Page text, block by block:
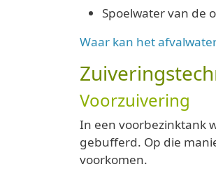
Spoelwater van de
Waar kan het
Voorzuivering
In een voorbezinktank
gebufferd. Op die
voorkomen.